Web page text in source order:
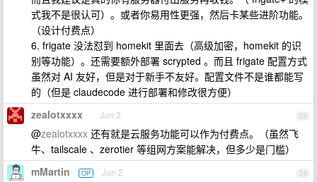
式我不是很认可）。或者你易用性更强，然后卡某些进阶功能。
（设计付费点）
6. frigate 没法怼到 homekit 里面去（高级加密，homekit 的识
别等功能）。还需要额外部署 scrypted 。而且 frigate 配置方式
虽然对 AI 友好，但是对于新手不友好。配置文件不是谁都能写
的（但是 claudecode 进行部署和修改很方便）
23
zealotxxxx Jun 2
@zealotxxxx 还有就是云服务功能可以作为付费点。（虽然飞
牛、tailscale 、zerotier 等组网方案能解决，但多少是门槛）
24
mMartin OP Jun 2